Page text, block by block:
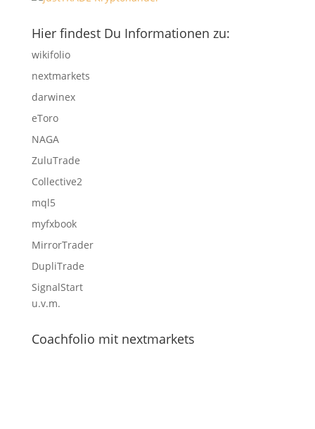
Hier findest Du Informationen zu:
wikifolio
nextmarkets
darwinex
eToro
NAGA
ZuluTrade
Collective2
mql5
myfxbook
MirrorTrader
DupliTrade
SignalStart
u.v.m.
Coachfolio mit nextmarkets